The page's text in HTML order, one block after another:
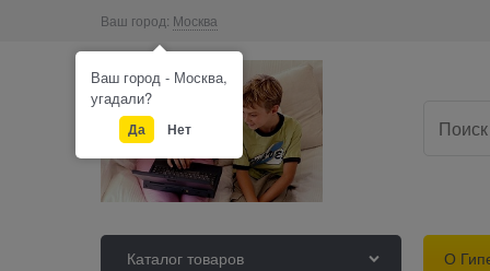
Ваш город: Москва
Каталог товаров О
Ваш город - Москва,
угадали?
Да Нет